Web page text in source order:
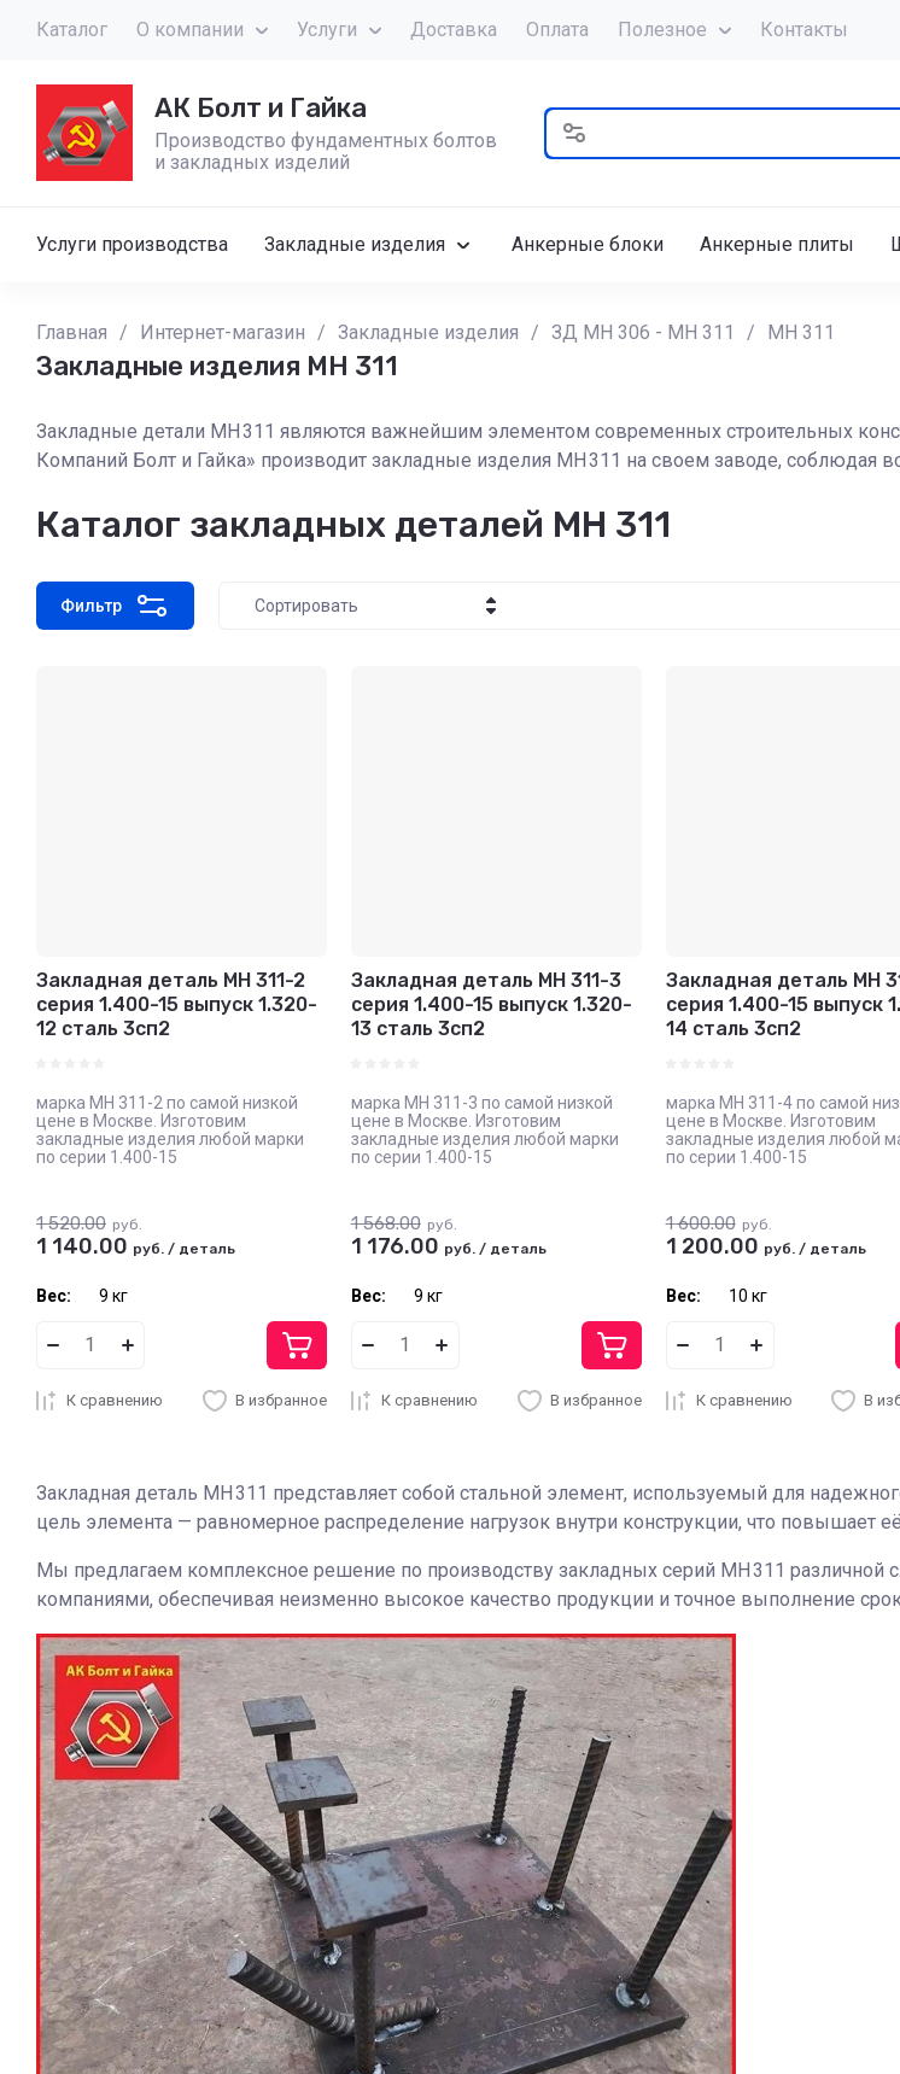
Каталог О компании Услуги Доставка Оплата Полезное Контакты
АК Болт и Гайка
Производство фундаментных болтов
и закладных изделий
Услуги производства Закладные изделия Анкерные блоки Анкерные плиты
Главная / Интернет-магазин / Закладные изделия / ЗД МН 306 - МН 311 / МН 311
Закладные изделия МН 311
Закладные детали МН 311 являются важнейшим элементом современных строительных
Компаний Болт и Гайка» производит закладные изделия МН 311 на своем заводе, соблюдая
Каталог закладных деталей МН 311
Фильтр Сортировать
Закладная деталь МН 311-2
серия 1.400-15 выпуск 1.320-
12 сталь 3сп2
марка МН 311-2 по самой низкой
цене в Москве. Изготовим
закладные изделия любой марки
по серии 1.400-15
1 520.00 руб.
1 140.00 руб. / деталь
Вес: 9 кг
К сравнению В избранное
Закладная деталь МН 311-3
серия 1.400-15 выпуск 1.320-
13 сталь 3сп2
марка МН 311-3 по самой низкой
цене в Москве. Изготовим
закладные изделия любой марки
по серии 1.400-15
1 568.00 руб.
1 176.00 руб. /деталь
Вес: 9 кг
К сравнению В избранное
Закладная деталь МН
серия 1.400-15 выпуск
14 сталь 3сп2
марка МН 311-4 по самой
цене в Москве. Изготовим
закладные изделия любой
по серии 1.400-15
1 600.00 руб.
1 200.00 руб. /деталь
Вес: 10 кг
К сравнению В
Закладная деталь МН 311 представляет собой стальной элемент, используемый для
цель элемента — равномерное распределение нагрузок внутри конструкции, что повышает
Мы предлагаем комплексное решение по производству закладных серий МН 311 различной
компаниями, обеспечивая неизменно высокое качество продукции и точное выполнение